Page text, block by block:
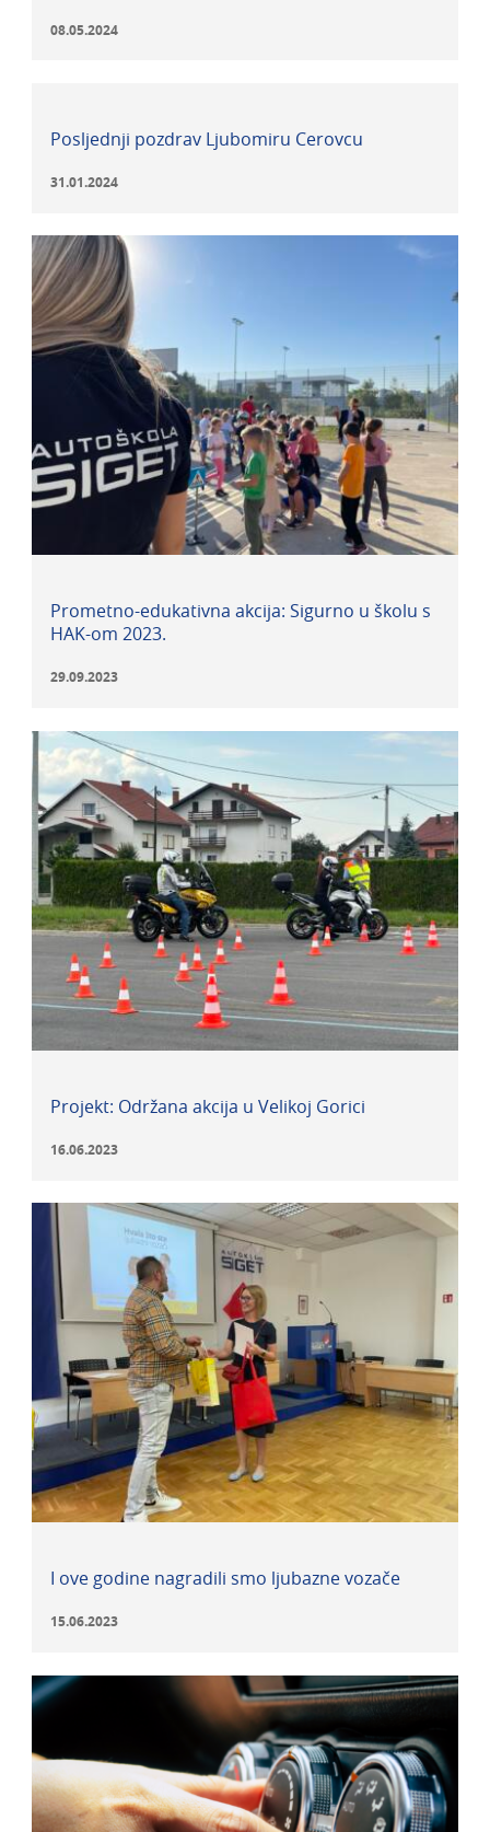
08.05.2024
Posljednji pozdrav Ljubomiru Cerovcu
31.01.2024
Prometno-edukativna akcija: Sigurno u školu s
HAK-om 2023.
29.09.2023
Projekt: Održana akcija u Velikoj Gorici
16.06.2023
I ove godine nagradili smo ljubazne vozače
15.06.2023